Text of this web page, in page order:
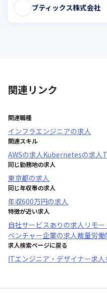
ブティックス株式会社
関連リンク
関連職種
インフラエンジニアの求人
関連スキル
AWSの求人Kubernetesの求人
同じ勤務地の求人
東京都の求人
同じ年収帯の求人
年収600万円の求人
特徴が近い求人
自社サービスあり の求人 リモ
ベンチャー企業の求人裁量労働
求人検索ページに戻る
ITエンジニア・デザイナー求人